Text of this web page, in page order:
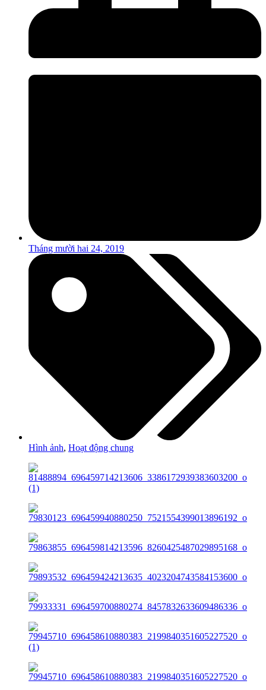
Tháng mười hai 24, 2019
Hình ảnh, Hoạt động chung